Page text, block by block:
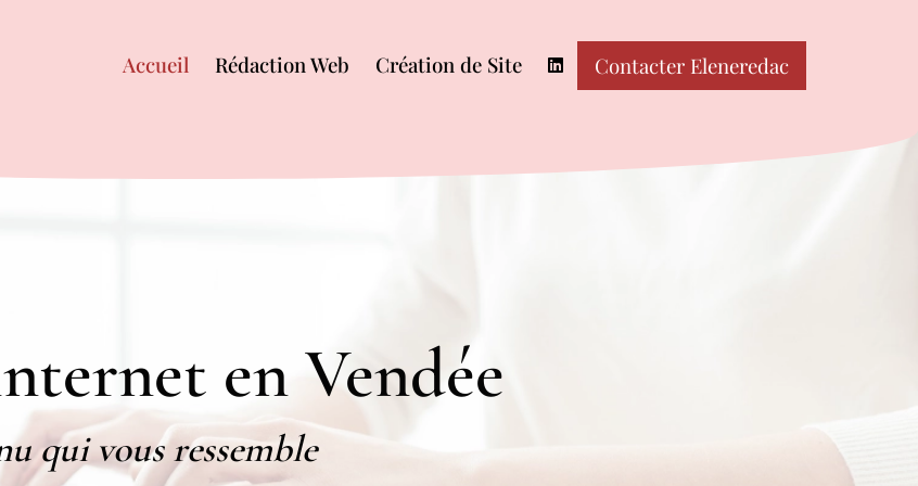
Accueil Rédaction Web Création de Site Contacter Eleneredac
en Vendée
qui vous ressemble